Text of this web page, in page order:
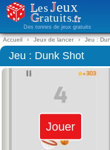
Des tonnes de jeux gratuits
Accueil Jeux de lancer Jeu :
Jeu : Dunk Shot
Jouer